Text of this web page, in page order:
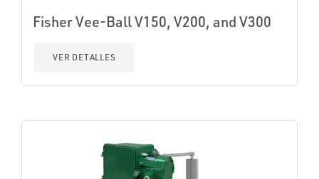
Fisher Vee-Ball V150, V200, and V300
VER DETALLES